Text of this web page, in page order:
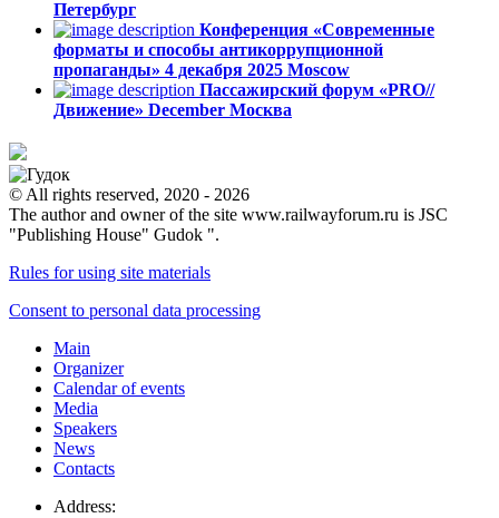
Петербург
Конференция «Современные
форматы и способы антикоррупционной
пропаганды» 4 декабря 2025 Moscow
Пассажирский форум «PRO//
Движение» December Москва
© All rights reserved, 2020 - 2026
The author and owner of the site www.railwayforum.ru is JSC
"Publishing House" Gudok ".
Rules for using site materials
Consent to personal data processing
Main
Organizer
Calendar of events
Media
Speakers
News
Contacts
Address: